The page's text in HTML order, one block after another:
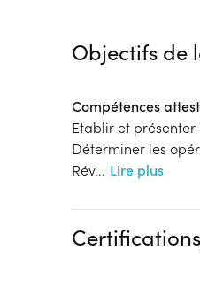
Durée en centre :
Rythme :
En continu
Type de parcours :
Objectifs de
Compétences
Etablir et
Déterminer les
Rév... Lire plus